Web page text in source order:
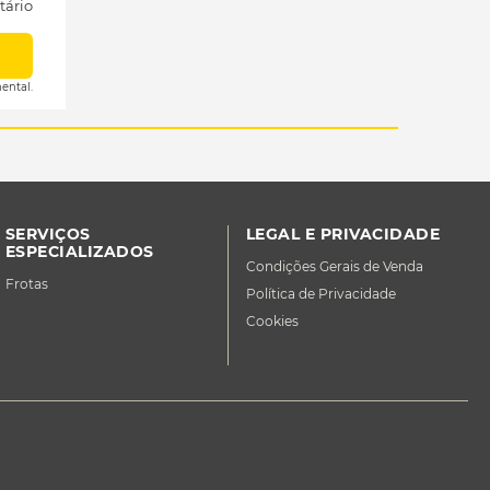
SERVIÇOS
ESPECIALIZADOS
Frotas
LEGAL E PRIVACIDADE
Condições Gerais de Venda
Política de Privacidade
Cookies